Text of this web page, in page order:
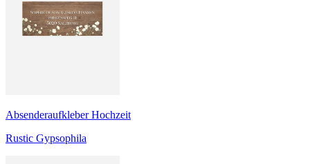
Absenderaufkleber Hochzeit
Rustic Gypsophila